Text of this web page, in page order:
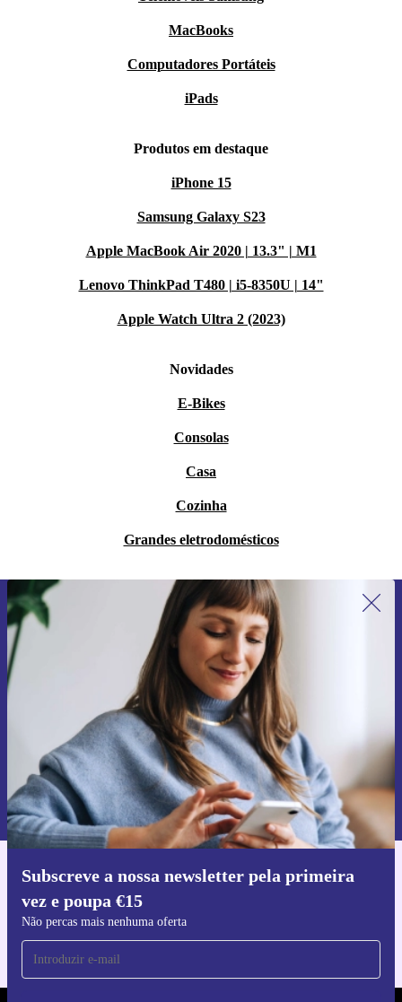
MacBooks
Computadores Portáteis
iPads
Produtos em destaque
iPhone 15
Samsung Galaxy S23
Apple MacBook Air 2020 | 13.3" | M1
Lenovo ThinkPad T480 | i5-8350U | 14"
Apple Watch Ultra 2 (2023)
Novidades
E-Bikes
Consolas
Casa
Cozinha
Grandes eletrodomésticos
Subscreve a nossa newsletter pela primeira
vez e poupa €15
Não percas mais nenhuma oferta
Subscreve a nossa newsletter pela
primeira vez e poupa 15€!
Não percas mais nenhuma oferta.
Pedir voucher
Informações sobre o uso de dados pessoais podem ser encontrados na
nossa
Política de Privacidade.
Faz o download da app refurbed
Para iOS e Android